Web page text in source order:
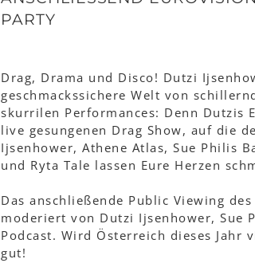
ARTY
Drag, Drama und Disco! Dutzi
geschmackssichere Welt von
skurrilen Performances: Denn Dutzis
live gesungenen Drag Show, auf die
Ijsenhower, Athene Atlas, Sue Philis
und Ryta Tale lassen Eure Herzen
Das anschließende Public Viewing
moderiert von Dutzi Ijsenhower, Sue
Podcast. Wird Österreich dieses Jahr
gut!